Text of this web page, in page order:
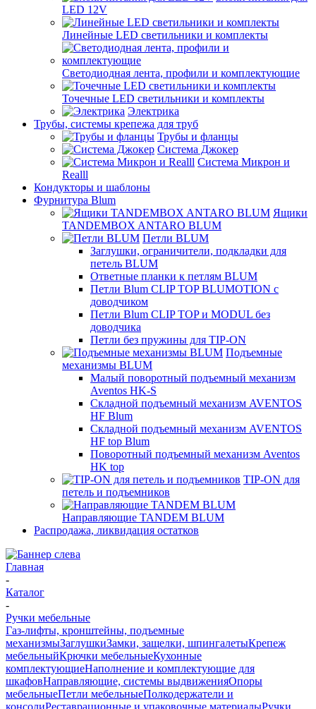
LED 12V
Линейные LED светильники и комплекты
Светодиодная лента, профили и комплектующие
Точечные LED светильники и комплекты
Электрика
Трубы, системы крепежа для труб
Трубы и фланцы
Система Джокер
Система Микрон и
Realll
Кондукторы и шаблоны
Фурнитура Blum
Ящики
TANDEMBOX ANTARO BLUM
Петли BLUM
Заглушки, ограничители, подкладки для
петель BLUM
Ответные планки к петлям BLUM
Петли Blum CLIP TOP BLUMOTION с
доводчиком
Петли Blum CLIP TOP и MODUL без
доводчика
Петли без пружины для TIP-ON
Подъемные
механизмы BLUM
Малый поворотный подъемный механизм
Aventos HK-S
Складной подъемный механизм AVENTOS
HF Blum
Складной подъемный механизм AVENTOS
HF top Blum
Поворотный подъемный механизм Aventos
HK top
TIP-ON для
петель и подъемников
Направляющие TANDEM BLUM
Распродажа, ликвидация остатков
Главная
-
Каталог
-
Ручки мебельные
Газ-лифты, кронштейны, подъемные
механизмыЗаглушкиЗамки, защелки, шпингалетыКрепеж
мебельныйКрючки мебельныеКухонные
комплектующиеНаполнение и комплектующие для
шкафовНаправляющие, системы выдвиженияОпоры
мебельныеПетли мебельныеПолкодержатели и
консолиРеставрационные и упаковочные материалыРучки